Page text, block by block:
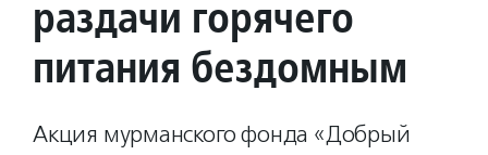
раздачи горячего
питания бездомным
Акция мурманского фонда «Добрый